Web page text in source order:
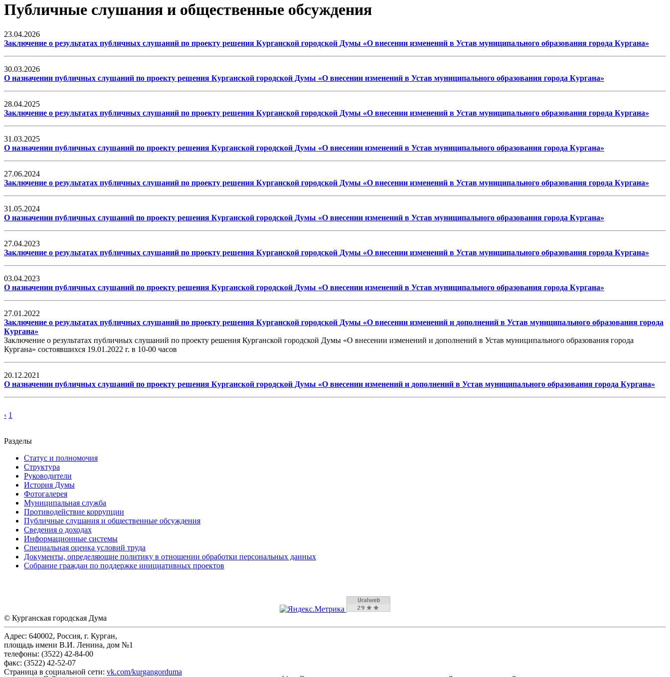
Публичные слушания и общественные обсуждения
23.04.2026
Заключение о результатах публичных слушаний по проекту решения Курганской городской Думы «О внесении изменений в Устав муниципального образования города Кургана»
30.03.2026
О назначении публичных слушаний по проекту решения Курганской городской Думы «О внесении изменений в Устав муниципального образования города Кургана»
28.04.2025
Заключение о результатах публичных слушаний по проекту решения Курганской городской Думы «О внесении изменений в Устав муниципального образования города Кургана»
31.03.2025
О назначении публичных слушаний по проекту решения Курганской городской Думы «О внесении изменений в Устав муниципального образования города Кургана»
27.06.2024
Заключение о результатах публичных слушаний по проекту решения Курганской городской Думы «О внесении изменений в Устав муниципального образования города Кургана»
31.05.2024
О назначении публичных слушаний по проекту решения Курганской городской Думы «О внесении изменений в Устав муниципального образования города Кургана»
27.04.2023
Заключение о результатах публичных слушаний по проекту решения Курганской городской Думы «О внесении изменений в Устав муниципального образования города Кургана»
03.04.2023
О назначении публичных слушаний по проекту решения Курганской городской Думы «О внесении изменений в Устав муниципального образования города Кургана»
27.01.2022
Заключение о результатах публичных слушаний по проекту решения Курганской городской Думы «О внесении изменений и дополнений в Устав муниципального образования города
Кургана»
Заключение о результатах публичных слушаний по проекту решения Курганской городской Думы «О внесении изменений и дополнений в Устав муниципального образования города
Кургана» состоявшихся 19.01.2022 г. в 10-00 часов
20.12.2021
О назначении публичных слушаний по проекту решения Курганской городской Думы «О внесении изменений и дополнений в Устав муниципального образования города Кургана»
‹ 1
Разделы
Статус и полномочия
Структура
Руководители
История Думы
Фотогалерея
Муниципальная служба
Противодействие коррупции
Публичные слушания и общественные обсуждения
Сведения о доходах
Информационные системы
Специальная оценка условий труда
Документы, определяющие политику в отношении обработки персональных данных
Собрание граждан по поддержке инициативных проектов
© Курганская городская Дума
Адрес: 640002, Россия, г. Курган,
площадь имени В.И. Ленина, дом №1
телефоны: (3522) 42-84-00
факс: (3522) 42-52-07
Страница в социальной сети: vk.com/kurgangorduma